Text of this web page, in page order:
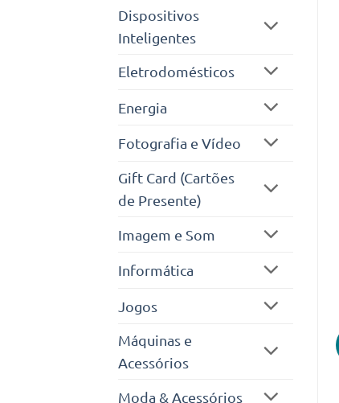
Dispositivos
Inteligentes
Eletrodomésticos
Energia
Fotografia e Vídeo
Gift Card (Cartões
de Presente)
Imagem e Som
Informática
Jogos
Máquinas e
Acessórios
Moda & Acessórios